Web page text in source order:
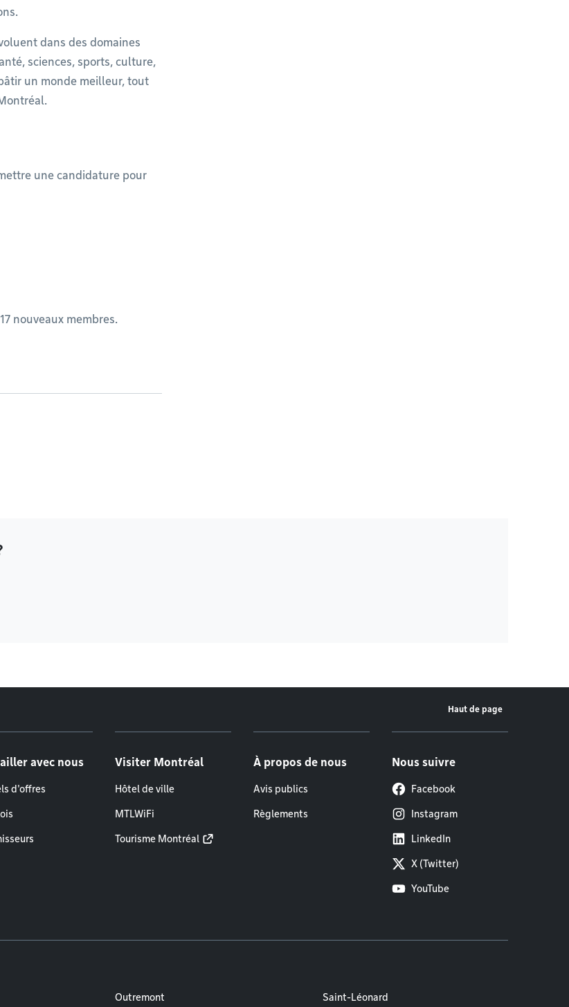
dans des domaines
sciences, sports, culture,
un monde meilleur, tout
une candidature pour
nouveaux membres.
Haut de page
avec nous
d'offres
Visiter Montréal
Hôtel de ville
MTLWiFi
Tourisme Montréal
À propos de nous
Avis publics
Règlements
Nous suivre
Facebook
Instagram
LinkedIn
X (Twitter)
YouTube
Outremont Saint-Léonard